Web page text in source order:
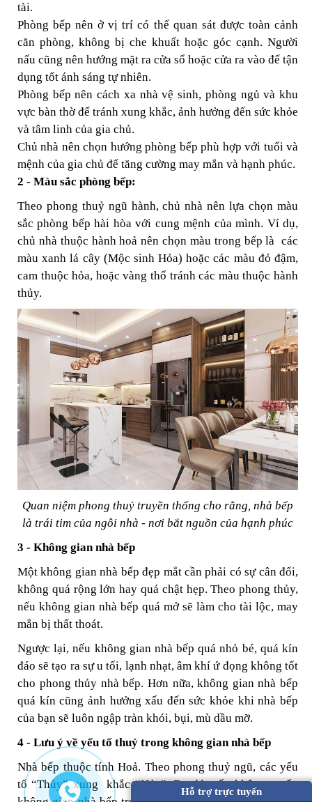
tài.
Phòng bếp nên ở vị trí có thể quan sát được toàn cảnh
căn phòng, không bị che khuất hoặc góc cạnh. Người
nấu cũng nên hướng mặt ra cửa sổ hoặc cửa ra vào để tận
dụng tốt ánh sáng tự nhiên.
Phòng bếp nên cách xa nhà vệ sinh, phòng ngủ và khu
vực bàn thờ để tránh xung khắc, ảnh hưởng đến sức khỏe
và tâm linh của gia chủ.
Chủ nhà nên chọn hướng phòng bếp phù hợp với tuổi và
mệnh của gia chủ để tăng cường may mắn và hạnh phúc.
2 - Màu sắc phòng bếp:
Theo phong thuỷ ngũ hành, chủ nhà nên lựa chọn màu
sắc phòng bếp hài hòa với cung mệnh của mình. Ví dụ,
chủ nhà thuộc hành hoả nên chọn màu trong bếp là các
màu xanh lá cây (Mộc sinh Hỏa) hoặc các màu đỏ đậm,
cam thuộc hỏa, hoặc vàng thổ tránh các màu thuộc hành
thủy.
Quan niệm phong thuỷ truyền thống cho rằng, nhà bếp
là trái tim của ngôi nhà - nơi bắt nguồn của hạnh phúc
3 - Không gian nhà bếp
Một không gian nhà bếp đẹp mắt cần phải có sự cân đối,
không quá rộng lớn hay quá chật hẹp. Theo phong thủy,
nếu không gian nhà bếp quá mở sẽ làm cho tài lộc, may
mắn bị thất thoát.
Ngược lại, nếu không gian nhà bếp quá nhỏ bé, quá kín
đáo sẽ tạo ra sự u tối, lạnh nhạt, âm khí ứ đọng không tốt
cho phong thủy nhà bếp. Hơn nữa, không gian nhà bếp
quá kín cũng ảnh hưởng xấu đến sức khỏe khi nhà bếp
của bạn sẽ luôn ngập tràn khói, bụi, mù dầu mỡ.
4 - Lưu ý về yếu tố thuỷ trong không gian nhà bếp
Nhà bếp thuộc tính Hoả. Theo phong thuỷ ngũ, các yếu
tố “Thủy” xung khắc “Hỏa”. Do đó, nếu không muốn
Hỗ trợ trực tuyến